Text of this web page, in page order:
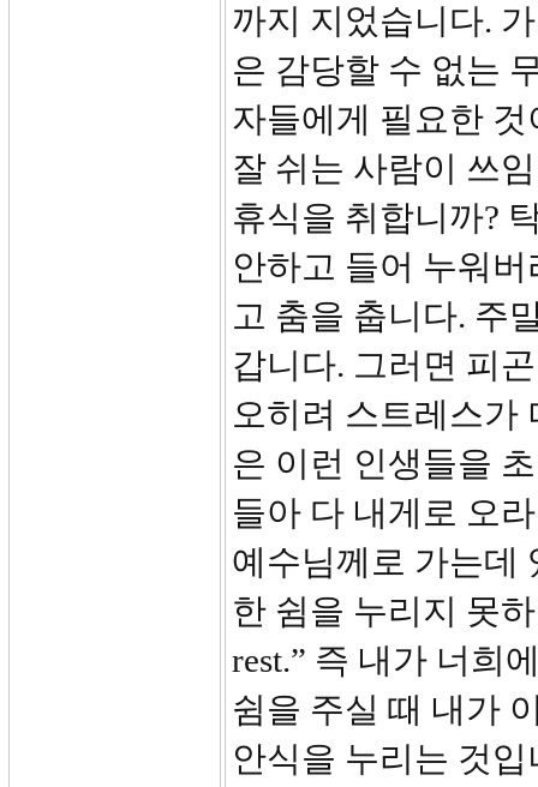
까지 지었습니다.
은 감당할 수 없는
자들에게 필요한
잘 쉬는 사람이 쓰
휴식을 취합니까?
안하고 들어 누워
고 춤을 춥니다. 주
갑니다. 그러면 피
오히려 스트레스가
은 이런 인생들을
들아 다 내게로 오
예수님께로 가는데
한 쉼을 누리지 못
rest.” 즉 내가 너희
쉼을 주실 때 내가
안식을 누리는 것